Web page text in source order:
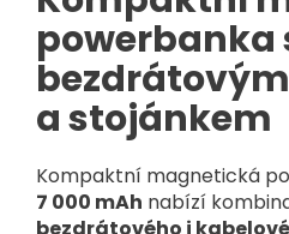
powerbanka
a stojánkem
Kompaktní magnetická
7 000 mAh nabízí